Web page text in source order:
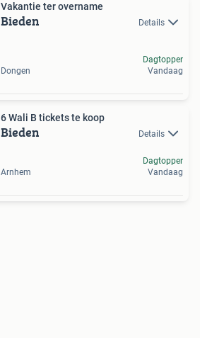
Vakantie ter overname
Bieden Details
Dongen
Dagtopper
Vandaag
6 Wali B tickets te koop
Bieden Details
Arnhem
Dagtopper
Vandaag